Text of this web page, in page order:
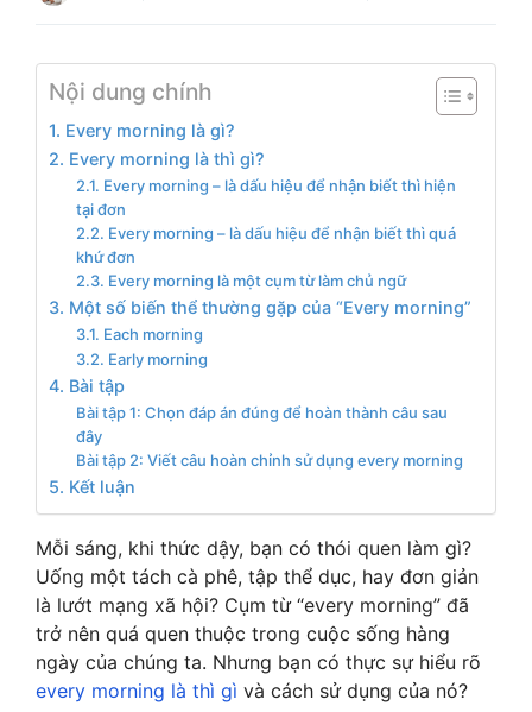
Nội dung chính
1. Every morning là gì?
2. Every morning là thì gì?
2.1. Every morning – là dấu hiệu để nhận biết thì hiện
tại đơn
2.2. Every morning – là dấu hiệu để nhận biết thì quá
khứ đơn
2.3. Every morning là một cụm từ làm chủ ngữ
3. Một số biến thể thường gặp của “Every morning”
3.1. Each morning
3.2. Early morning
4. Bài tập
Bài tập 1: Chọn đáp án đúng để hoàn thành câu sau
đây
Bài tập 2: Viết câu hoàn chỉnh sử dụng every morning
5. Kết luận
Mỗi sáng, khi thức dậy, bạn có thói quen làm gì?
Uống một tách cà phê, tập thể dục, hay đơn giản
là lướt mạng xã hội? Cụm từ “every morning” đã
trở nên quá quen thuộc trong cuộc sống hàng
ngày của chúng ta. Nhưng bạn có thực sự hiểu rõ
every morning là thì gì và cách sử dụng của nó?